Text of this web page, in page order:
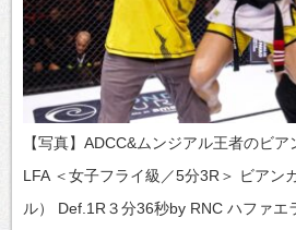
【写真】ADCC&ムンジアル王者のビア
LFA ＜女子フライ級／5分3R＞ ビアン
ル） Def.1R３分36秒by RNC ハファエ